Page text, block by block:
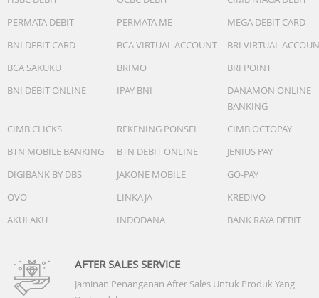
warna yang sesuai dengan aslinya—baik saat memotret
dari dekat maupun jauh, dalam cahaya terang maupun
pemrosesan data yang superior dan pengurangan noise
video.
Dari kehangatan cahaya siang hari hingga ketenangan
senja yang mendalam, setiap bidikan tampak seperti
PERMATA DEBIT
PERMATA ME
MEGA DEBIT CARD
BNI DEBIT CARD
BCA VIRTUAL ACCOUNT
BRI VIRTUAL
BCA SAKUKU
BRIMO
BRI POINT
BNI DEBIT ONLINE
IPAY BNI
DANAMON ONLINE
BANKING
CIMB CLICKS
REKENING PONSEL
CIMB OCTOPAY
BTN MOBILE BANKING
BTN DEBIT ONLINE
JENIUS PAY
DIGIBANK BY DBS
JAKONE MOBILE
GO-PAY
OVO
LINKAJA
KREDIVO
AKULAKU
INDODANA BANK RAYA DEBIT
AFTER SALES SERVICE
Jaminan Penanganan After Sales Untuk Produk Yang